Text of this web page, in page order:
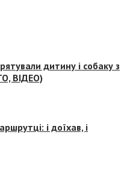
дитину і собаку з
ВІДЕО)
і доїхав, і